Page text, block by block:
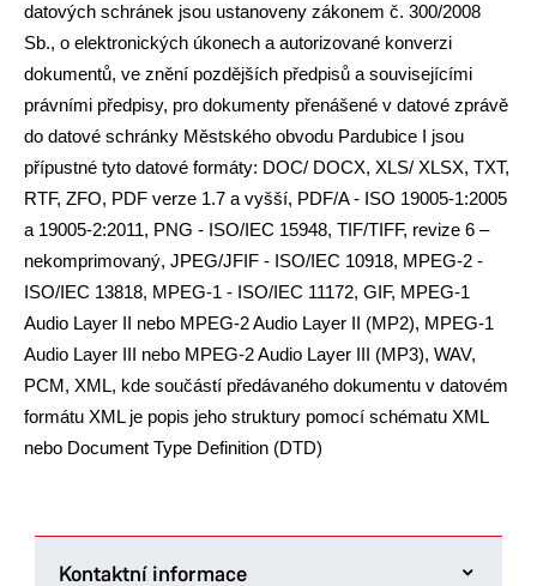
datových schránek jsou ustanoveny zákonem č. 300/2008
Sb., o elektronických úkonech a autorizované konverzi
dokumentů, ve znění pozdějších předpisů a souvisejícími
právními předpisy, pro dokumenty přenášené v datové zprávě
do datové schránky Městského obvodu Pardubice I jsou
přípustné tyto datové formáty: DOC/ DOCX, XLS/ XLSX, TXT,
RTF, ZFO, PDF verze 1.7 a vyšší, PDF/A - ISO 19005-1:2005
a 19005-2:2011, PNG - ISO/IEC 15948, TIF/TIFF, revize 6 –
nekomprimovaný, JPEG/JFIF - ISO/IEC 10918, MPEG‐2 -
ISO/IEC 13818, MPEG‐1 - ISO/IEC 11172, GIF, MPEG‐1
Audio Layer II nebo MPEG‐2 Audio Layer II (MP2), MPEG‐1
Audio Layer III nebo MPEG‐2 Audio Layer III (MP3), WAV,
PCM, XML, kde součástí předávaného dokumentu v datovém
formátu XML je popis jeho struktury pomocí schématu XML
nebo Document Type Definition (DTD)
Kontaktní informace